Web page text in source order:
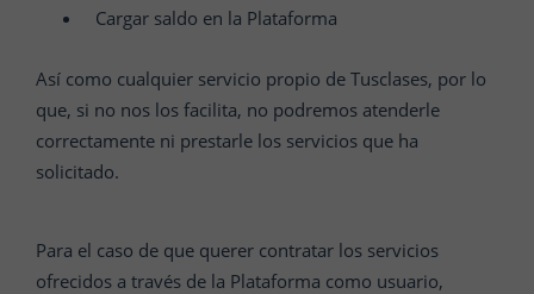
Cargar saldo en la Plataforma
Así como cualquier servicio propio de Tusclases, por lo
que, si no nos los facilita, no podremos atenderle
correctamente ni prestarle los servicios que ha
solicitado.
Para el caso de que querer contratar los servicios
ofrecidos a través de la Plataforma como usuario,